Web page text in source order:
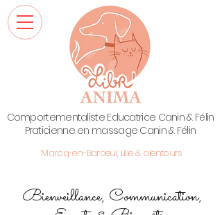
Comportementaliste Educatrice Canin & Félin
Praticienne en massage Canin & Félin
Bienveillance, Communication,
Marcq-en-Baroeul, Lille & alentours